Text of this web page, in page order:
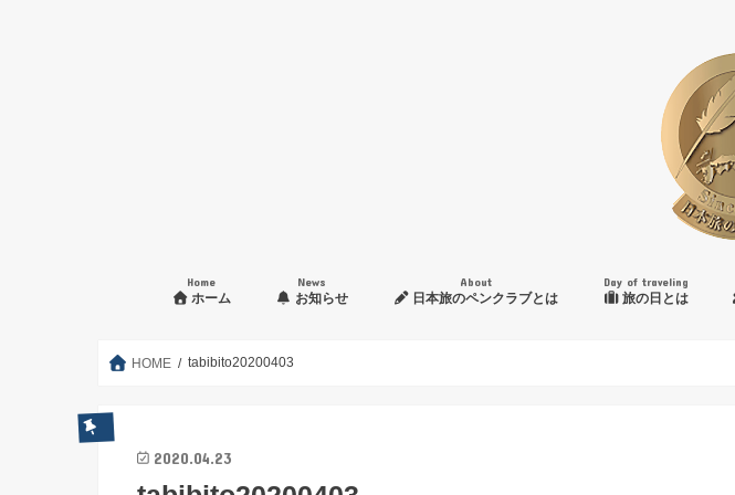
Home
ホーム
News
お知らせ
About
日本旅のペンクラブとは
Day of traveling
旅の日とは
HOME tabibito20200403
2020.04.23